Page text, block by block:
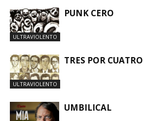
ULTRAVIOLENTO
PUNK CERO
ULTRAVIOLENTO
TRES POR CUATRO
UMBILICAL